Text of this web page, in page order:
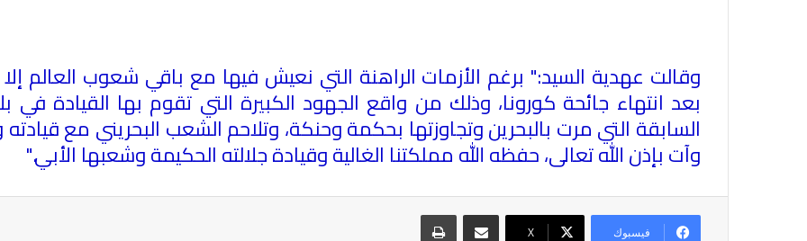
وقالت عهدية السيد:" برغم الأزمات الراهنة التي نعيش فيها مع باقي شعوب العالم
بعد انتهاء جائحة كورونا، وذلك من واقع الجهود الكبيرة التي تقوم بها القيادة في
السابقة التي مرت بالبحرين وتجاوزتها بحكمة وحنكة، وتلاحم الشعب البحريني مع
وآت بإذن الله تعالى، حفظه الله مملكتنا الغالية وقيادة جلالته الحكيمة وشعبها الأبي".
فيسبوك X
مشاركة عبر البريد طباعة